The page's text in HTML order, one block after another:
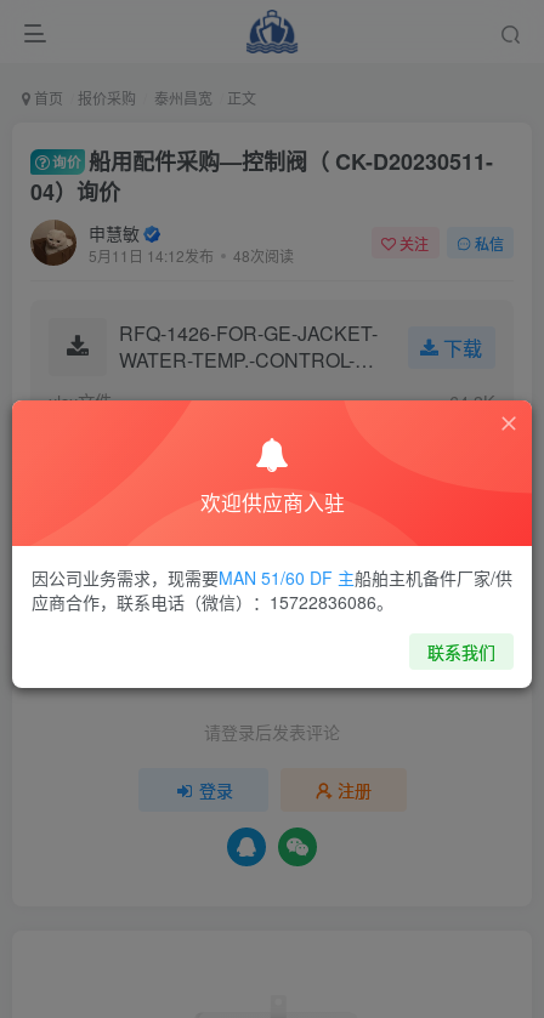
首页 报价采购 泰州昌宽 正文
询价 船用配件采购—控制阀（ CK-D20230511-
04）询价
申慧敏
5月11日 14:12发布 48次阅读
关注 私信
RFQ-1426-FOR-GE-JACKET-
WATER-TEMP.-CONTROL-VA
下载
xlsx文件 64.3K
温馨提示：该询价订单具有时效性，询价发布 2天 内报价
有效，若有疑问或其他问题，请在下方 留言或联系客服。
分享 收藏
请登录后发表评论
登录 注册
欢迎供应商入驻
因公司业务需求，现需要MAN 51/60 DF 主船舶主机备件厂家/供
应商合作，联系电话（微信）：15722836086。
联系我们